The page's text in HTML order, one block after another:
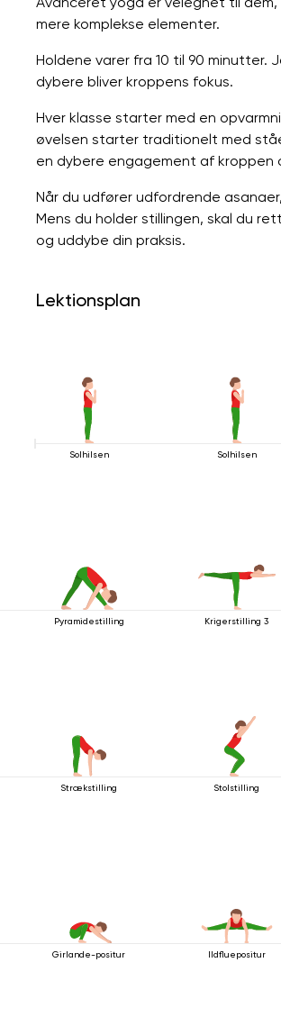
mere komplekse elementer.
Holdene varer fra 10 til 90
dybere bliver kroppens fokus.
Hver klasse starter med en
øvelsen starter traditionelt med
en dybere engagement af kroppen
Når du udfører udfordrende
Mens du holder stillingen, skal du
og uddybe din praksis.
Lektionsplan
Solhilsen Solhilsen
Pyramidestilling Krigerstilling 3
Strækstilling Stolstilling
Girlande-positur Ildfluepositur